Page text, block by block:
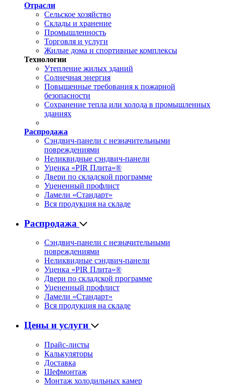
Отрасли
Сельское хозяйство
Склады и хранение
Промышленность
Торговля и услуги
Жилые дома и спортивные комплексы
Технологии
Утепление жилых зданий
Солнечная энергия
Повышенные требования к пожарной
безопасности
Сохранение тепла или холода в промышленных
зданиях
Распродажа
Сэндвич-панели с незначительными
повреждениями
Неликвидные сэндвич-панели
Уценка «PIR Плита»®
Двери по складской программе
Уцененный профлист
Ламели «Стандарт»
Вся продукция на складе
Распродажа
Сэндвич-панели с незначительными
повреждениями
Неликвидные сэндвич-панели
Уценка «PIR Плита»®
Двери по складской программе
Уцененный профлист
Ламели «Стандарт»
Вся продукция на складе
Цены и услуги
Прайс-листы
Калькуляторы
Доставка
Шефмонтаж
Монтаж холодильных камер